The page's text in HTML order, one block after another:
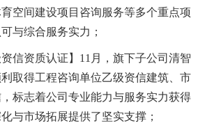
空间建设项目咨询服务等多个重点项
与综合服务实力；
资信资质认证】11月，旗下子公司清智
取得工程咨询单位乙级资信建筑、市
标志着公司专业能力与服务实力获得
与市场拓展提供了坚实支撑；